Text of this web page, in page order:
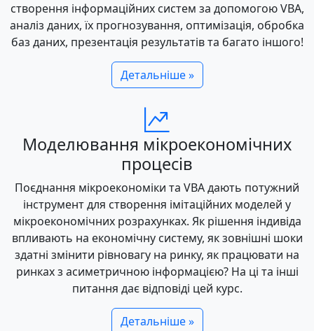
створення інформаційних систем за допомогою VBA,
аналіз даних, їх прогнозування, оптимізація, обробка
баз даних, презентація результатів та багато іншого!
Детальніше »
Моделювання мікроекономічних
процесів
Поєднання мікроекономіки та VBA дають потужний
інструмент для створення імітаційних моделей у
мікроекономічних розрахунках. Як рішення індивіда
впливають на економічну систему, як зовнішні шоки
здатні змінити рівновагу на ринку, як працювати на
ринках з асиметричною інформацією? На ці та інші
питання дає відповіді цей курс.
Детальніше »